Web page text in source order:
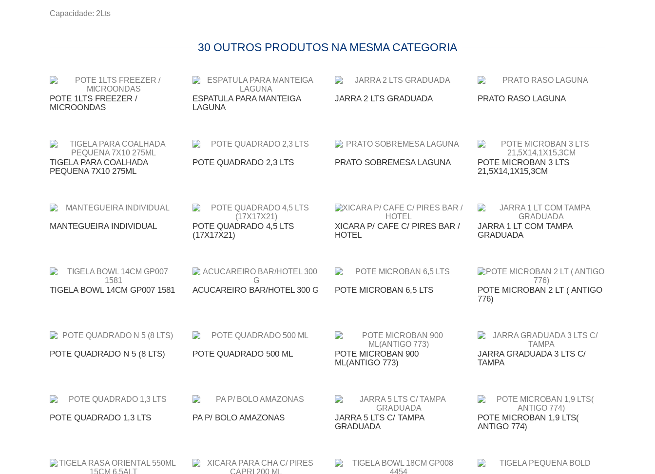
Capacidade: 2Lts
30 OUTROS PRODUTOS NA MESMA CATEGORIA
POTE 1LTS FREEZER /
MICROONDAS
ESPATULA PARA MANTEIGA
LAGUNA
JARRA 2 LTS GRADUADA PRATO RASO LAGUNA
TIGELA PARA COALHADA
PEQUENA 7X10 275ML
POTE QUADRADO 2,3 LTS PRATO SOBREMESA LAGUNA
POTE MICROBAN 3 LTS
21,5X14,1X15,3CM
MANTEGUEIRA INDIVIDUAL
POTE QUADRADO 4,5 LTS
(17X17X21)
XICARA P/ CAFE C/ PIRES BAR /
HOTEL
JARRA 1 LT COM TAMPA
GRADUADA
TIGELA BOWL 14CM GP007 1581 ACUCAREIRO BAR/HOTEL 300 G POTE MICROBAN 6,5 LTS
POTE MICROBAN 2 LT ( ANTIGO
776)
POTE QUADRADO N 5 (8 LTS) POTE QUADRADO 500 ML
POTE MICROBAN 900
ML(ANTIGO 773)
JARRA GRADUADA 3 LTS C/
TAMPA
POTE QUADRADO 1,3 LTS PA P/ BOLO AMAZONAS
JARRA 5 LTS C/ TAMPA
GRADUADA
POTE MICROBAN 1,9 LTS(
ANTIGO 774)